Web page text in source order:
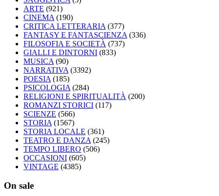
ARTE (921)
CINEMA (190)
CRITICA LETTERARIA (377)
FANTASY E FANTASCIENZA (336)
FILOSOFIA E SOCIETÀ (737)
GIALLI E DINTORNI (833)
MUSICA (90)
NARRATIVA (3392)
POESIA (185)
PSICOLOGIA (284)
RELIGIONI E SPIRITUALITÀ (200)
ROMANZI STORICI (117)
SCIENZE (566)
STORIA (1567)
STORIA LOCALE (361)
TEATRO E DANZA (245)
TEMPO LIBERO (506)
OCCASIONI (605)
VINTAGE (4385)
On sale